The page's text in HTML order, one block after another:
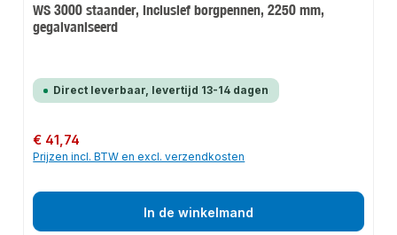
WS 3000 staander, inclusief borgpennen, 2250 mm,
gegalvaniseerd
Direct leverbaar, levertijd 13-14 dagen
Normale prijs:
€ 41,74
Prijzen incl. BTW en excl. verzendkosten
In de winkelmand